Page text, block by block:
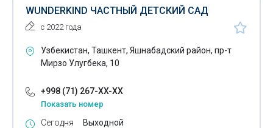
WUNDERKIND ЧАСТНЫЙ ДЕТСКИЙ САД
с 2022 года
Узбекистан, Ташкент, Яшнабадский район, пр-т
Мирзо Улугбека, 10
+998 (71) 267-XX-XX
Показать номер
Сегодня Выходной